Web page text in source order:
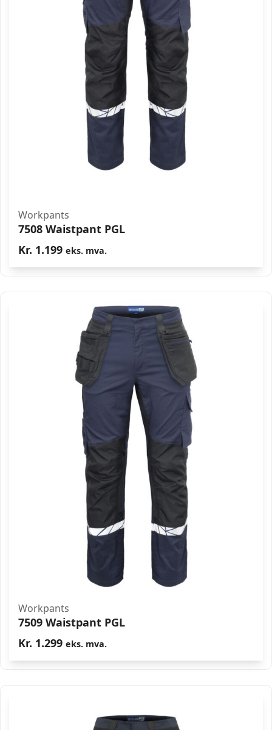
Workpants
7508 Waistpant PGL
Kr. 1.199 eks. mva.
Workpants
7509 Waistpant PGL
Kr. 1.299 eks. mva.